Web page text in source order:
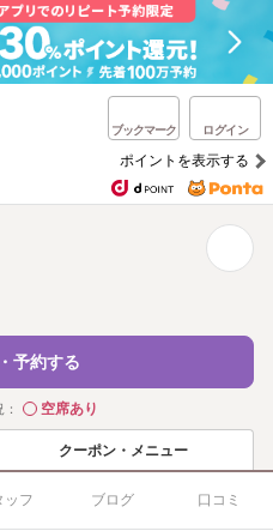
ブックマーク ログイン
ポイントを表示する
予約する
◯空席あり
クーポン・メニュー
ッフ ブログ 口コミ